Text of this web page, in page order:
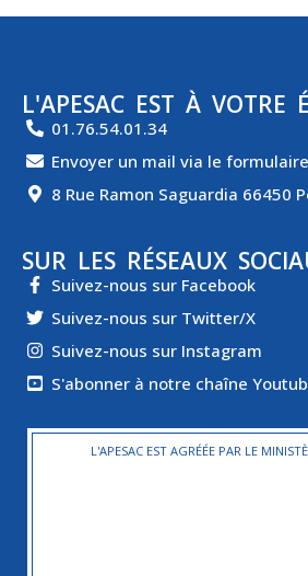
L'APESAC EST À VOTRE
01.76.54.01.34
Envoyer un mail via le formulaire
8 Rue Ramon Saguardia 66450
SUR LES RÉSEAUX
Suivez-nous sur Facebook
Suivez-nous sur Twitter/X
Suivez-nous sur Instagram
S'abonner à notre chaîne
L'APESAC EST AGRÉÉE PAR LE